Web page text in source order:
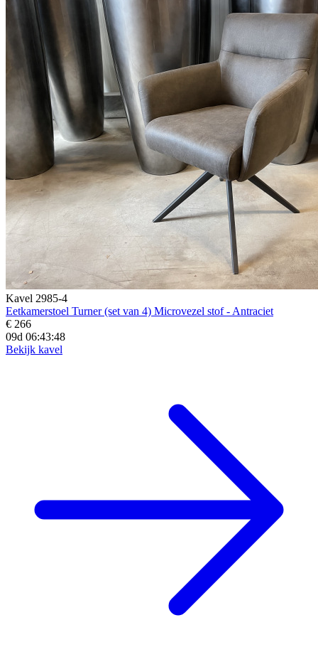
Kavel 2985-4
Eetkamerstoel Turner (set van 4) Microvezel stof - Antraciet
€ 266
09d 06:43:46
Bekijk kavel